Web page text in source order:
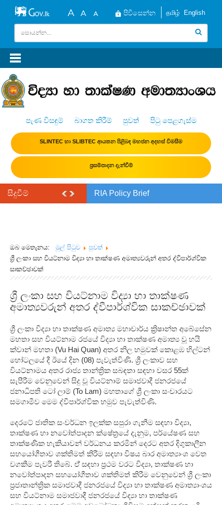
පිවිසෙන්න தமிழ் English
පැණ විසඳුම් බාගත කිරීම් පුවත් පිටු පෙළගැස්ම
SLINTEC හා SLIBTEC ආයතන පිළිබඳ මහජන අදහස් විමසීම
ප්‍රසම්පාදන දැන්වීම්
සිදුවීම් RIA Policy Brief
ඔබ මෙතැනය: මුල් පිටුව
පුවත්
ශ්‍රී ලංකා සහ වියට්නාම විද්‍යා හා තාක්ෂණ අමාත්‍යවරුන් අතර ද්වීපාර්ශ්වික
සාකච්ඡාවක්
ශ්‍රී ලංකා සහ වියට්නාම විද්‍යා හා තාක්ෂණ
අමාත්‍යවරුන් අතර ද්වීපාර්ශ්වික සාකච්ඡාවක්
ශ් රී ලංකා විද් යා හා තාක්ෂණ අමාත් ය මහාචාර්ය ක්රිෂාන්ත අබේසේන
මහතා සහ වියට්නාම රජයේ විද් යා හා තාක්ෂණ අමාත් ය වූ හයි
ක්වාන් මහතා (Vu Hai Quan) අතර නිල හමුවක් කොළඹ හිල්ටන්
හෝටලයේ දී ඊයේ දින (08) පැවැත්විණි. ශ් රී ලංකාව සහ
වියට්නාමය අතර රාජ් ය තාන්ත්රික සබඳතා සඳහා වසර 55ක්
සැපීරීම වෙනුවෙන් සිදු වූ වියට්නාම් සමාජවාදී ජනරජයේ
ජනාධිපති ටෝ ලාම් (To Lam) මහතාගේ ශ් රී ලංකා සංචාරයට
සමගාමීව මෙම ද්වීපාර්ශ්වික හමුව පැවැත්විණි.
දෙරටේ ජාතික සංවර්ධන ඉලක්ක සපුරා ගැනීම සඳහා විද්යා,
තාක්ෂණ හා නවෝත්පාදන ක්ෂේත්රයේ දැනුම, පර්යේෂණ සහ
තාක්ෂණික හැකියාවන් වර්ධනය කරමින් දෙරට අතර දිගුකාලීන
සහයෝගීතාව ශක්තිමත් කිරීම සඳහා විෂය බාර අමාත්යාංශ වෙත
වගකීම පැවරී තිබේ. ඒ් සඳහා ප්රථම වරට විද්යා, තාක්ෂණ හා
නවෝත්පාදන සහයෝගීතාව ශක්තිමත් කිරීම වෙනුවෙන් ශ් රී ලංකා
ප්රජාතාන්ත්රික සමාජවාදී ජනරජයේ විද් යා හා තාක්ෂණ අමාත්යාංශය
සහ වියට්නාම සමාජවාදී ජනරජයේ විද් යා හා තාක්ෂණ